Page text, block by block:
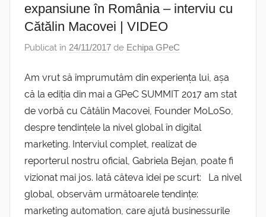
expansiune în România – interviu cu
Cătălin Macovei | VIDEO
Publicat în 24/11/2017 de Echipa GPeC
Am vrut să împrumutăm din experiența lui, așa
că la ediția din mai a GPeC SUMMIT 2017 am stat
de vorbă cu Cătălin Macovei, Founder MoLoSo,
despre tendințele la nivel global în digital
marketing. Interviul complet, realizat de
reporterul nostru oficial, Gabriela Bejan, poate fi
vizionat mai jos. Iată câteva idei pe scurt: La nivel
global, observăm următoarele tendințe:
marketing automation, care ajută businessurile